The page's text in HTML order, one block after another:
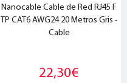
Nanocable Cable de Red RJ45 F
TP CAT6 AWG24 20 Metros Gris -
Cable
22,30€